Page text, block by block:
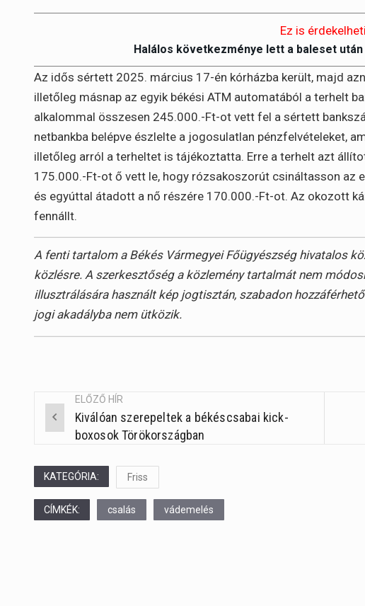
Ez is
Halálos következménye lett a baleset
Az idős sértett 2025. március 17-én kórházba került, majd
illetőleg másnap az egyik békési ATM automatából a terhelt
alkalommal összesen 245.000.-Ft-ot vett fel a sértett
netbankba belépve észlelte a jogosulatlan pénzfelvételeket,
illetőleg arról a terheltet is tájékoztatta. Erre a terhelt azt
175.000.-Ft-ot ő vett le, hogy rózsakoszorút csináltasson az
és egyúttal átadott a nő részére 170.000.-Ft-ot. Az okozott
fennállt.
A fenti tartalom a Békés Vármegyei Főügyészség hivatalos
közlésre. A szerkesztőség a közlemény tartalmát nem
illusztrálására használt kép jogtisztán, szabadon
jogi akadályba nem ütközik.
Post
ELŐZŐ HÍR
Kiválóan szerepeltek a békéscsabai kick-
boxosok Törökországban
KATEGÓRIA: Friss
CÍMKÉK: csalás vádemelés